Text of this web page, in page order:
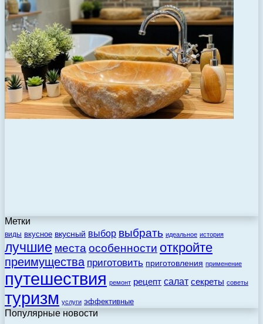
Метки
виды вкусное вкусный выбор выбрать идеальное история
лучшие местаособенности откройте
преимущества приготовить приготовления применение
путешествия ремонт рецепт салат секреты советы
туризм услуги эффективные
Популярные новости